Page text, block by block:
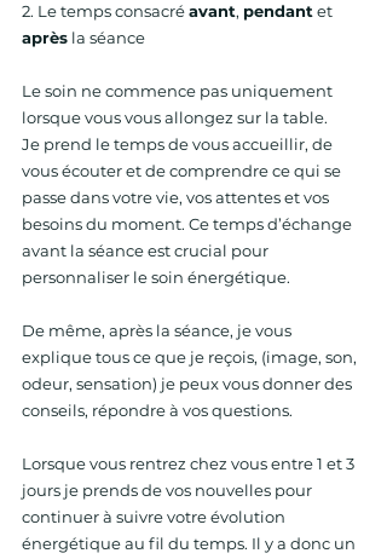
2. Le temps consacré avant, pendant et
après la séance
Le soin ne commence pas uniquement
lorsque vous vous allongez sur la table.
Je prend le temps de vous accueillir, de
vous écouter et de comprendre ce qui se
passe dans votre vie, vos attentes et vos
besoins du moment. Ce temps d’échange
avant la séance est crucial pour
personnaliser le soin énergétique.
De même, après la séance, je vous
explique tous ce que je reçois, (image, son,
odeur, sensation) je peux vous donner des
conseils, répondre à vos questions.
Lorsque vous rentrez chez vous entre 1 et 3
jours je prends de vos nouvelles pour
continuer à suivre votre évolution
énergétique au fil du temps. Il y a donc un